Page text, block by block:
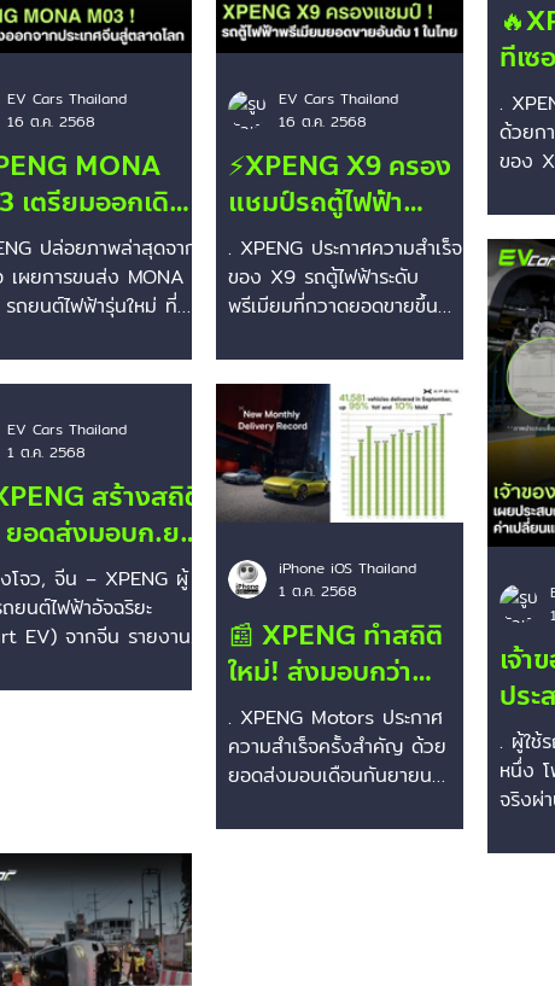
MONA
เตรียมออกเดิน
! รถไฟฟ้ารุ่นใหม่
ส่งออกจากจีนสู่
โลก
ปล่อยภาพล่าสุดจาก
เผยการขนส่ง MONA
ถยนต์ไฟฟ้ารุ่นใหม่ ที่
าดต่างประเทศ ถือเป็น
สำคัญของการขยาย
ะดับโลกของแบรนด์ .
ดดเด่นด้วยดีไซน์ล้ำสมัย
นวทาง “Smart EV for
ที่เน้นเทคโนโลยี
ะและสมรรถนะในราคาจับ
ด้ ต่อยอดความสำเร็จของ
ในตลาดพลังงานไฟฟ้า
. . ที่มา XPENG .
รียง by tonton .
ยนต์ไฟฟ้า
EV Cars Thailand
16 ต.ค. 2568
⚡️XPENG X9 ครอง
แชมป์รถตู้ไฟฟ้า
พรีเมียม อันดับ 1 ใน
ไทยและมาเลเซีย เดือน
กันยายน 2025
. XPENG ประกาศความสำเร็จ
ของ X9 รถตู้ไฟฟ้าระดับ
พรีเมียมที่กวาดยอดขายขึ้น
มาเลเซีย ประจำเดือนกันยายน
พร้อมรักษาตำแหน่งผู้นำตลาด
MPV ไฟฟ้าในไทยต่อเนื่อง
ตลอดไตรมาส 3 . ความสำเร็จ
นี้ตอกย้ำความนิยมของ X9 ที่
ผสานดีไซน์หรู เทคโนโลยีล้ำ
เหนือระดับ ระยะทางวิ่งสูงสุด
ถึง 690 กม. ต่อการชาร์จหนึ่ง
ครั้ง . . ที่มา XPENG . เรียบ
เรียง by tonton . #รถไฟฟ้า
#รถยนต์ไฟฟ้า
#EVCarThailand
#EVCarsThailand #evcar
#EV #XPENG #XPENGX9
EV Cars Thailand
16 ต.ค. 2568
ทีเซ
สุดห
เร็ว
.
ด้วยก
ของ
ภาพใ
เฉี่ยว
งานอ
พรีเมีย
a
itself” . สื่อถึงควา
เหนือ
ยังคง
สมัย ทั้
Zero-
นิ้ว แล
690 ก
เรียบ
เจ้า
ปร
แบ
เปลี่
4 แ
. ผู้ใช้
หนึ่ง
จริงผ่
สร้างสถิติ
ยอดส่งมอบก.ย.
พุ่งทะลุ
คัน โต 95%
โจว, จีน – XPENG ผู้
ยนต์ไฟฟ้าอัจฉริยะ
EV) จากจีน รายงาน
ด้วยยอดส่งมอบ
EV Cars Thailand
1 ต.ค. 2568
📰 XPENG ทำสถิติ
ใหม่! ส่งมอบกว่า
41,000 คันในเดือน
กันยายน 2025
. XPENG Motors ประกาศ
ความสำเร็จครั้งสำคัญ ด้วย
ยอดส่งมอบเดือนกันยายน
เป็นครั้งแรกที่ XPENG ทำยอด
iPhone iOS Thailand
1 ต.ค. 2568